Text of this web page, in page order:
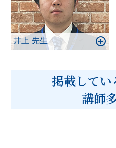
井上 先生
掲載してい
講師